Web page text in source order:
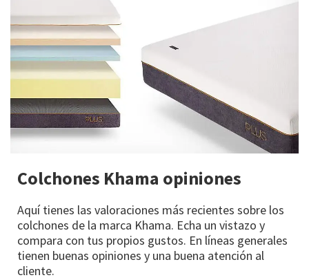
Colchones Khama opiniones
Aquí tienes las valoraciones más recientes sobre los
colchones de la marca Khama. Echa un vistazo y
compara con tus propios gustos. En líneas generales
tienen buenas opiniones y una buena atención al
cliente.